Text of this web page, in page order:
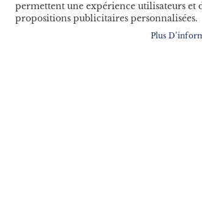
permettent une expérience utilisateurs et
propositions publicitaires personnalisées.
Plus